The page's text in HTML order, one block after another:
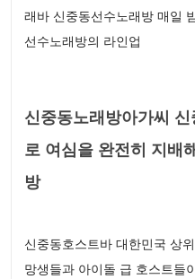
래바 신중동선수노래방 매일
선수노래방의 라인업
신중동노래방아가씨
로 여심을 완전히 지배
방
신중동호스트바 대한민국 상
망생들과 아이돌 급 호스트들